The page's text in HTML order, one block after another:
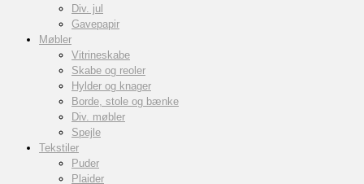
Div. jul
Gavepapir
Møbler
Vitrineskabe
Skabe og reoler
Hylder og knager
Borde, stole og bænke
Div. møbler
Spejle
Tekstiler
Puder
Plaider